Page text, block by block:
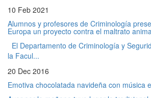
10 Feb 2021
Alumnos y profesores de Criminología
Europa un proyecto contra el maltrato
El Departamento de Criminología y
la Facul...
20 Dec 2016
Emotiva chocolatada navideña con música